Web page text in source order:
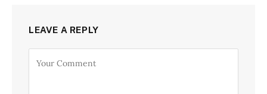
LEAVE A REPLY